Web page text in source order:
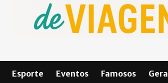
Esporte Eventos Famosos Geral